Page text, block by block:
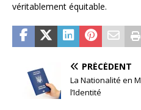
véritablement équitable.
PRÉCÉDENT
La Nationalité en
l’Identité